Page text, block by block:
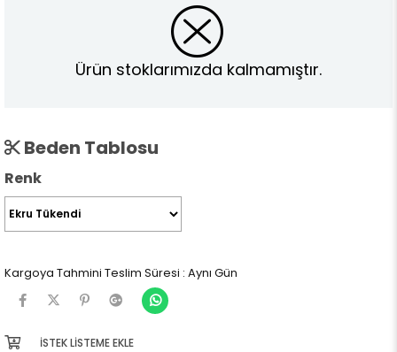
Ürün stoklarımızda kalmamıştır.
Beden Tablosu
Renk
Kargoya Tahmini Teslim Süresi : Aynı Gün
İSTEK LISTEME EKLE